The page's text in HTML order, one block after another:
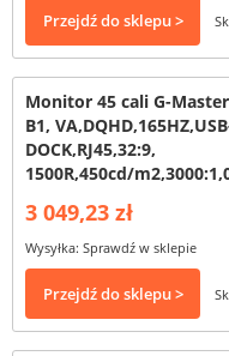
Przejdź do sklepu >
Monitor 45 cali G-Master
B1,
DOCK,RJ45,32:9,
1500R,450cd/
3 049,23 zł
Wysyłka: Sprawdź w sklepie
Przejdź do sklepu >